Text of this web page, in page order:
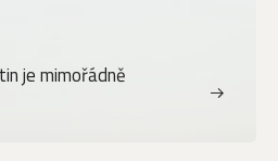
je mimořádně